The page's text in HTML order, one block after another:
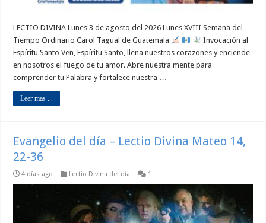
LECTIO DIVINA Lunes 3 de agosto del 2026 Lunes XVIII Semana del
Tiempo Ordinario Carol Tagual de Guatemala
Invocación al
Espíritu Santo Ven, Espíritu Santo, llena nuestros corazones y enciende
en nosotros el fuego de tu amor. Abre nuestra mente para
comprender tu Palabra y fortalece nuestra …
Leer mas ...
Evangelio del día – Lectio Divina Mateo 14,
22-36
4 días ago Lectio Divina del día 1